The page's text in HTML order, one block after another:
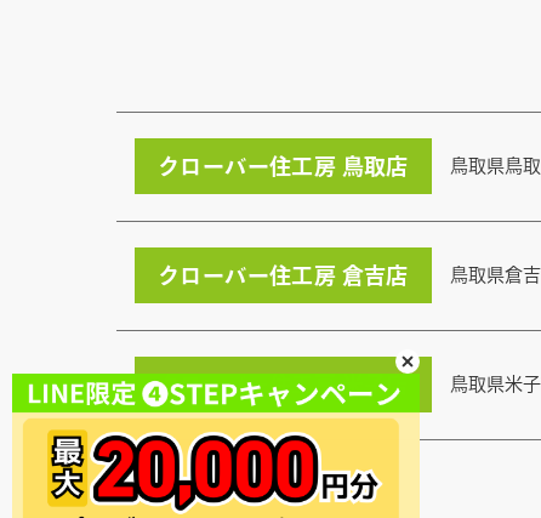
クローバー住工房 鳥取店 鳥取県鳥
クローバー住工房 倉吉店 鳥取県倉
クローバー住工房 米子店 鳥取県米